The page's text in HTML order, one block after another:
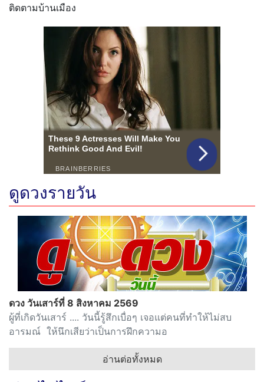
ติดตามบ้านเมือง
ดูดวงรายวัน
ดวง วันเสาร์ที่ 8 สิงหาคม 2569
ผู้ที่เกิดวันเสาร์ .... วันนี้รู้สึกเบื่อๆ เจอแต่คนที่ทำให้ไม่สบ
อารมณ์ ให้นึกเสียว่าเป็นการฝึกความอ
อ่านต่อทั้งหมด